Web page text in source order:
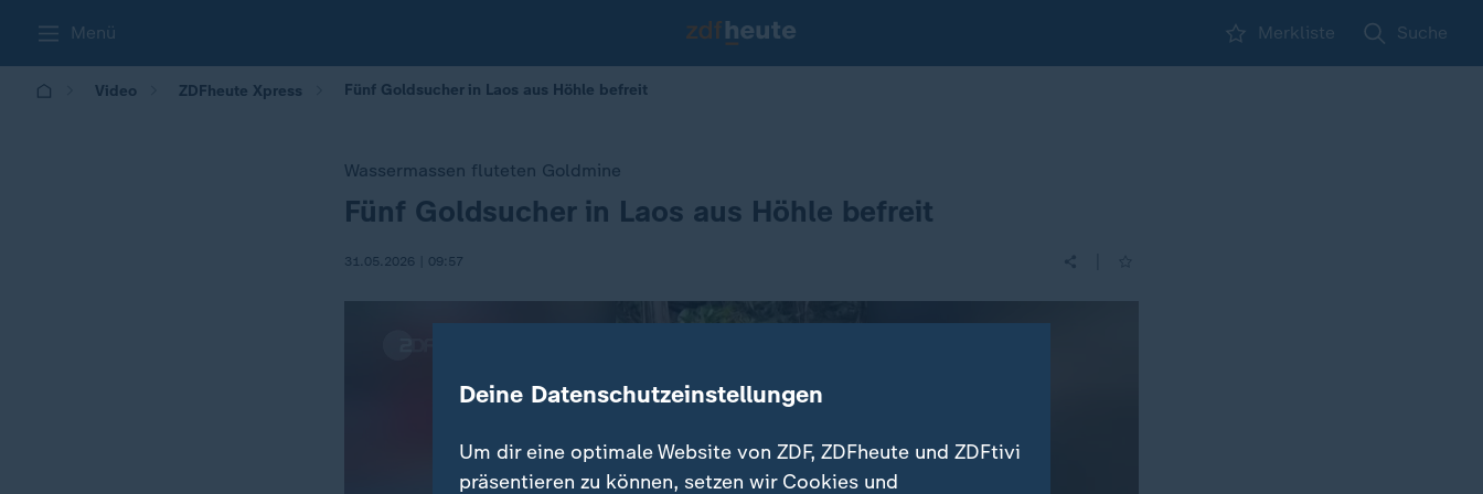
Menü Merkliste Suche
Video ZDFheute Xpress Fünf Goldsucher in Laos aus Höhle befreit
Wassermassen fluteten Goldmine
:Fünf Goldsucher in Laos aus Höhle befreit
31.05.2026 | 09:57
Deine Datenschutzeinstellungen
Um dir eine optimale Website von ZDF, ZDFheute und ZDFtivi
präsentieren zu können, setzen wir Cookies und